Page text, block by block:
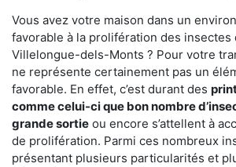
Vous avez votre maison dans un
favorable à la prolifération des insectes
Villelongue-dels-Monts ? Pour votre
ne représente certainement pas un
favorable. En effet, c’est durant des
comme celui-ci que bon nombre
grande sortie ou encore s’attellent à
de prolifération. Parmi ces nombreux
présentant plusieurs particularités et